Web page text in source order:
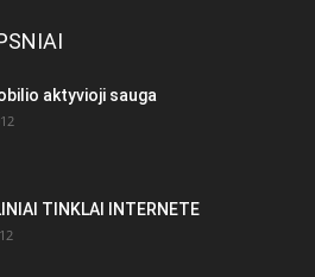
aktyvioji sauga
TINKLAI INTERNETE